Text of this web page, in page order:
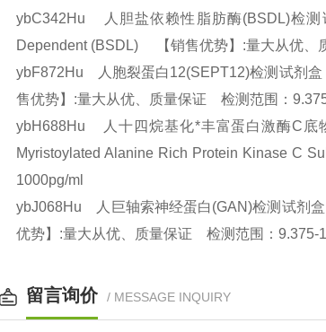
ybC342Hu 人胆盐依赖性脂肪酶(BSDL)检
Dependent (BSDL) 【销售优势】:量大从优
ybF872Hu 人胞裂蛋白12(SEPT12)检测试剂
售优势】:量大从优、质量保证 检测范围：
ybH688Hu 人十四烷基化*丰富蛋白激酶C
Myristoylated Alanine Rich Protein Kinase
1000pg/ml
ybJ068Hu 人巨轴索神经蛋白(GAN)检测试剂
优势】:量大从优、质量保证 检测范围：
留言询价 / MESSAGE INQUIRY